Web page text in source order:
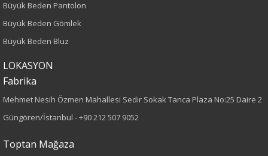
Boy
75
Kumaş Tipi
Büyük Beden Pantolon
Büyük Beden Gömlek
Büyük Beden Bluz
LOKASYON
Fabrika
Mehmet Nesih Özmen Mahallesi Sedir Sokak Tanca Plaza No:25 Daire 2
Güngören/İstanbul -+90 212 507 9052
Toptan Mağaza